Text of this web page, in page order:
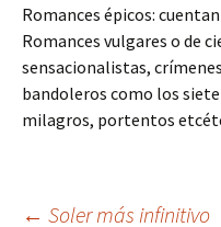
Romances épicos:
Romances vulgares o de
sensacionalistas,
bandoleros como los
milagros, portentos
← Soler más infinitivo